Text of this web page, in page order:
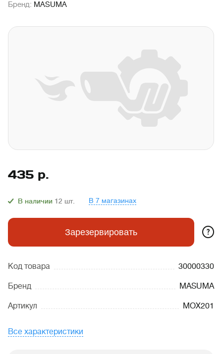
Бренд: MASUMA
435 р.
В наличии 12 шт. В 7 магазинах
Зарезервировать ?
Код товара 30000330
Бренд MASUMA
Артикул MOX201
Все характеристики